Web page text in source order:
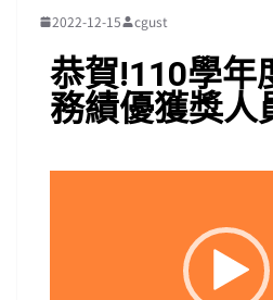
2022-12-15 cgust
恭賀!110學年
務績優獲獎人